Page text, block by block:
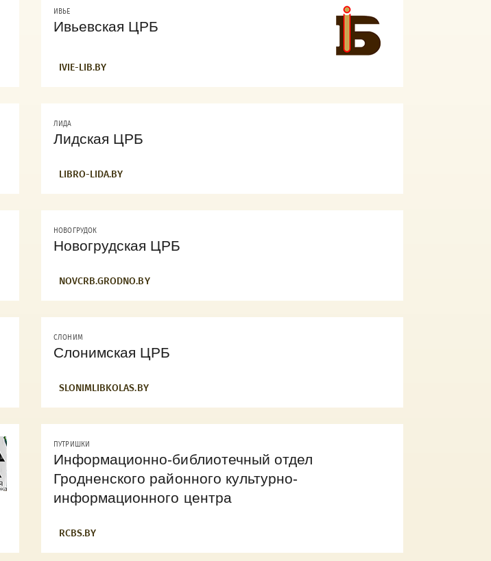
ИВЬЕ
Ивьевская ЦРБ
IVIE-LIB.BY
ЛИДА
Лидская ЦРБ
LIBRO-LIDA.BY
НОВОГРУДОК
Новогрудская ЦРБ
NOVCRB.GRODNO.BY
СЛОНИМ
Слонимская ЦРБ
SLONIMLIBKOLAS.BY
ПУТРИШКИ
Информационно-библиотечный отдел
Гродненского районного культурно-
информационного центра
RCBS.BY